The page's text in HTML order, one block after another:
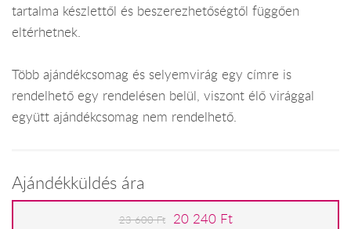
tartalma készlettől és beszerezhetőségtől függően
eltérhetnek.
Több ajándékcsomag és selyemvirág egy címre is
rendelhető egy rendelésen belül, viszont élő virággal
együtt ajándékcsomag nem rendelhető.
Ajándékküldés ára
23 600 Ft 20 240 Ft